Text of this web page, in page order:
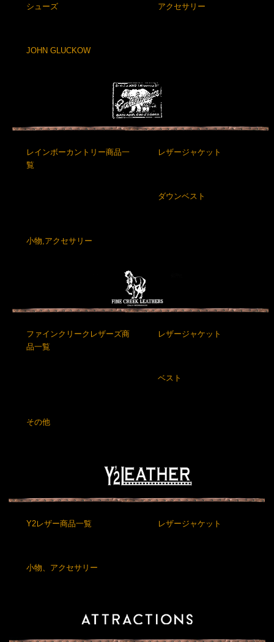
シューズ アクセサリー
JOHN GLUCKOW
レインボーカントリー商品一
覧
レザージャケット
ダウンベスト
小物,アクセサリー
ファインクリークレザーズ商
品一覧
レザージャケット
ベスト
その他
Y2レザー商品一覧 レザージャケット
小物、アクセサリー